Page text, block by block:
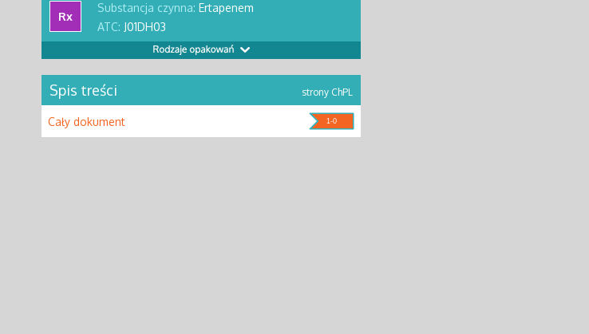
Substancja czynna: Ertapenem
ATC: J01DH03
Rx
Spis treści strony ChPL
Cały dokument 1-0